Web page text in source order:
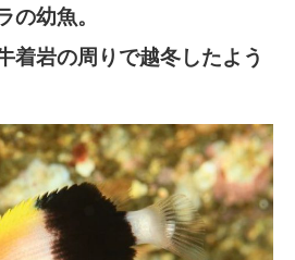
の幼魚。
着岩の周りで越冬したよう